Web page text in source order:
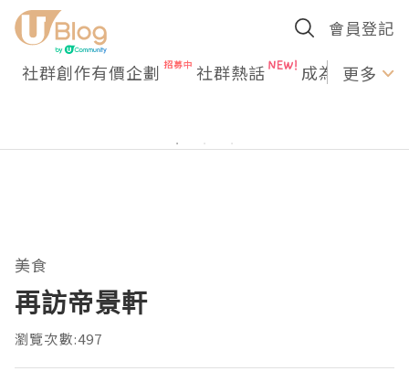
會員登記
社群創作有價企劃 社群熱話 成為U更多
美食
再訪帝景軒
瀏覽次數:497